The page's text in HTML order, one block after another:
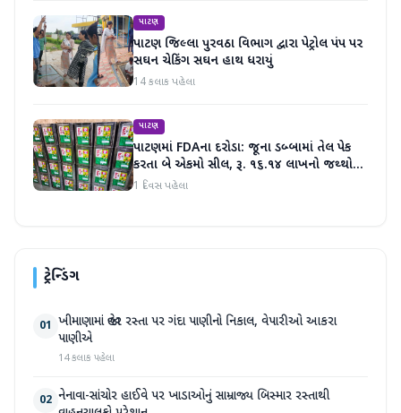
પાટણ
પાટણ જિલ્લા પુરવઠા વિભાગ દ્વારા પેટ્રોલ પંપ પર
સઘન ચેકિંગ સઘન હાથ ધરાયું
14 કલાક પહેલા
પાટણ
પાટણમાં FDAના દરોડા: જૂના ડબ્બામાં તેલ પેક
કરતા બે એકમો સીલ, રૂ. ૧૬.૧૪ લાખનો જથ્થો
જપ્ત
1 દિવસ પહેલા
ટ્રેન્ડિંગ
01 ખીમાણામાં જાહેર રસ્તા પર ગંદા પાણીનો નિકાલ, વેપારીઓ આકરા
પાણીએ
14 કલાક પહેલા
02 નેનાવા-સાંચોર હાઈવે પર ખાડાઓનું સામ્રાજ્ય બિસ્માર રસ્તાથી